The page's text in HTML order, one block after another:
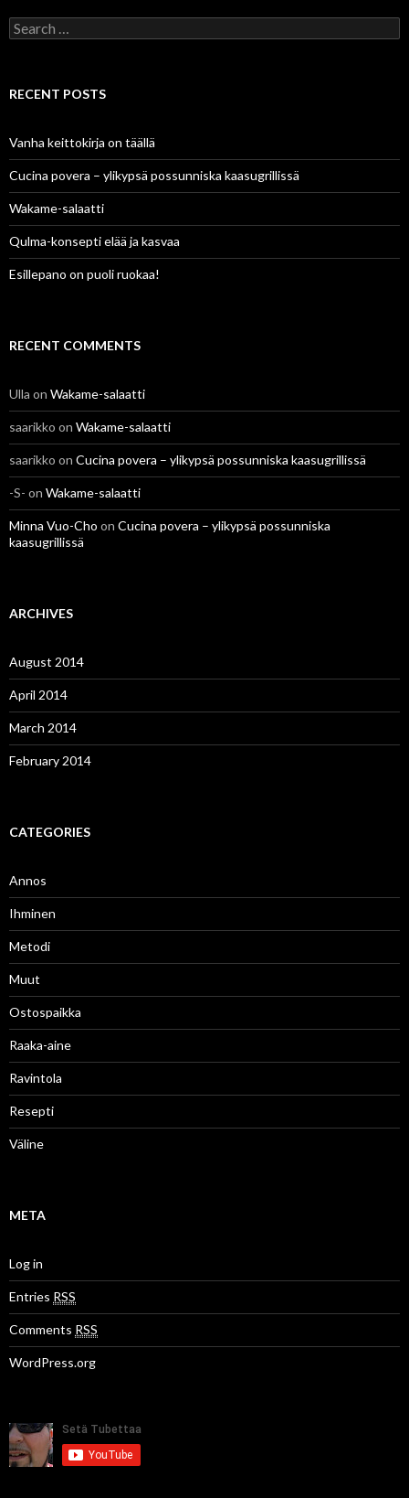
Search
for:
RECENT POSTS
Vanha keittokirja on täällä
Cucina povera – ylikypsä possunniska kaasugrillissä
Wakame-salaatti
Qulma-konsepti elää ja kasvaa
Esillepano on puoli ruokaa!
RECENT COMMENTS
Ulla on Wakame-salaatti
saarikko on Wakame-salaatti
saarikko on Cucina povera – ylikypsä possunniska kaasugrillissä
-S- on Wakame-salaatti
Minna Vuo-Cho on Cucina povera – ylikypsä possunniska
kaasugrillissä
ARCHIVES
August 2014
April 2014
March 2014
February 2014
CATEGORIES
Annos
Ihminen
Metodi
Muut
Ostospaikka
Raaka-aine
Ravintola
Resepti
Väline
META
Log in
Entries RSS
Comments RSS
WordPress.org